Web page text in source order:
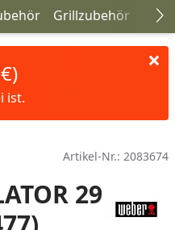
Grillzubehör
ist.
Artikel-Nr.: 2083674
29